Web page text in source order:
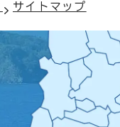
サイトマップ